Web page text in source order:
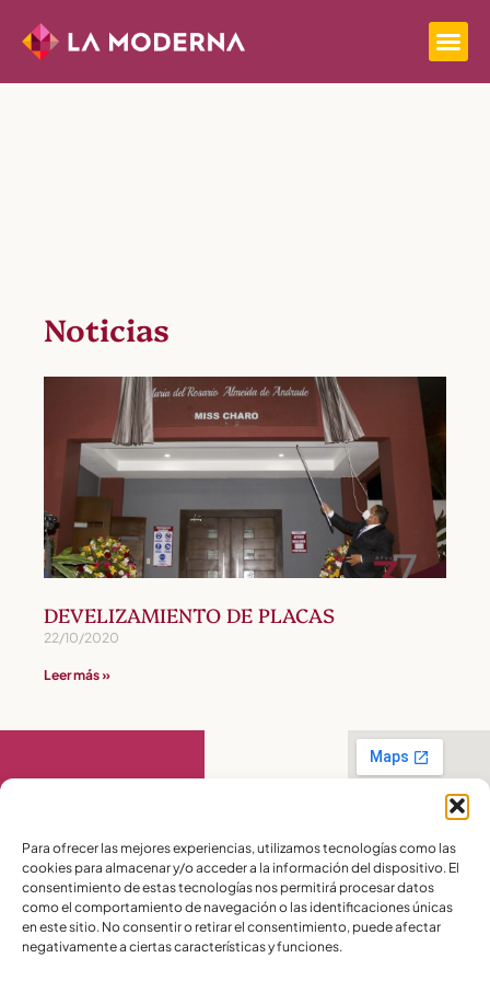
Para ofrecer las mejores experiencias, utilizamos tecnologías como las
cookies para almacenar y/o acceder a la información del dispositivo. El
consentimiento de estas tecnologías nos permitirá procesar datos
como el comportamiento de navegación o las identificaciones únicas
en este sitio. No consentir o retirar el consentimiento, puede afectar
negativamente a ciertas características y funciones.
Noticias
DEVELIZAMIENTO DE PLACAS
22/10/2020
Leer más »
Contáctanos
PBX:(04) 372 5220
Celular:099 016
2715
Celular:098 580
2370